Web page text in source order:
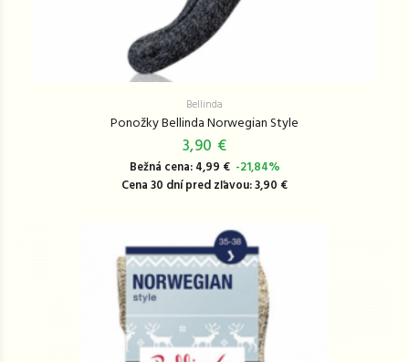
Bellinda
Ponožky Bellinda Norwegian Style
3,90 €
Bežná cena: 4,99 € -21,84%
Cena 30 dní pred zľavou: 3,90 €